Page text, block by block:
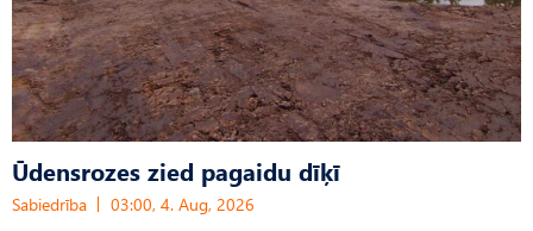
Ūdensrozes zied pagaidu dīķī
Sabiedrība 03:00, 4. Aug, 2026